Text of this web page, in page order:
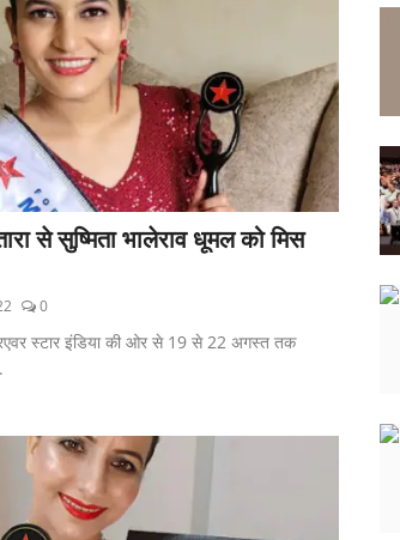
से सुष्मिता भालेराव धूमल को मिस
0
स्टार इंडिया की ओर से 19 से 22 अगस्त तक